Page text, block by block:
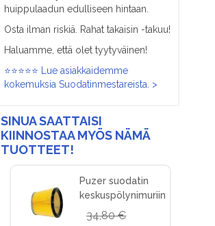
huippulaadun edulliseen hintaan.
Osta ilman riskiä. Rahat takaisin -takuu!
Haluamme, että olet tyytyväinen!
⭐⭐⭐⭐⭐ Lue asiakkaidemme
kokemuksia Suodatinmestareista. >
SINUA SAATTAISI
KIINNOSTAA MYÖS NÄMÄ
TUOTTEET!
Puzer suodatin
keskuspölynimuriin
34,80 €